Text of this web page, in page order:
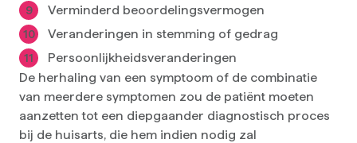
Verminderd beoordelingsvermogen
Veranderingen in stemming of gedrag
Persoonlijkheidsveranderingen
De herhaling van een symptoom of de combinatie
van meerdere symptomen zou de patiënt moeten
aanzetten tot een diepgaander diagnostisch proces
bij de huisarts, die hem indien nodig zal